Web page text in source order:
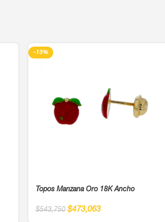
-13%
Topos Manzana Oro 18K Ancho
$543,750 $473,063